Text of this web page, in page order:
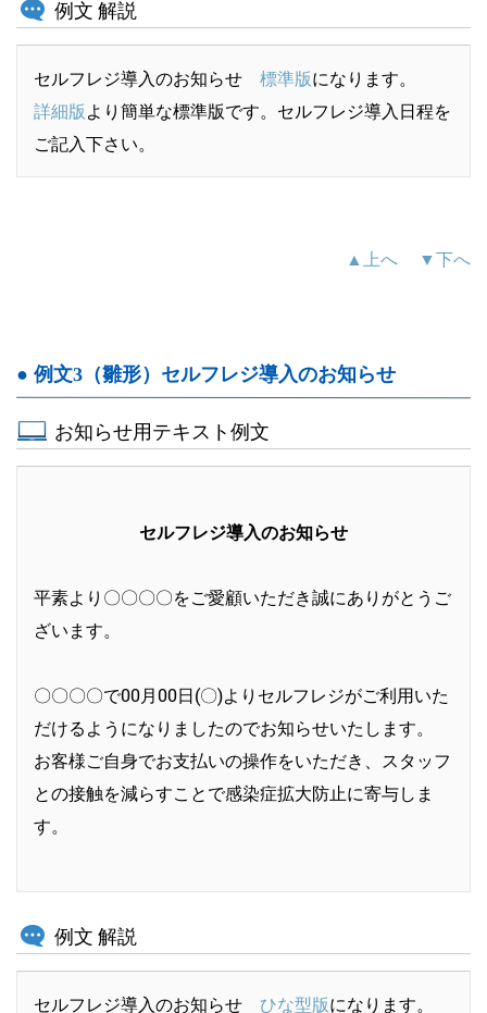
例文 解説
セルフレジ導入のお知らせ 標準版になります。
詳細版より簡単な標準版です。セルフレジ導入日程を
ご記入下さい。
▲上へ ▼下へ
● 例文3（雛形）セルフレジ導入のお知らせ
お知らせ用テキスト例文
セルフレジ導入のお知らせ
平素より〇〇〇〇をご愛顧いただき誠にありがとうご
ざいます。
〇〇〇〇で00月00日(〇)よりセルフレジがご利用いた
だけるようになりましたのでお知らせいたします。
お客様ご自身でお支払いの操作をいただき、スタッフ
との接触を減らすことで感染症拡大防止に寄与しま
す。
例文 解説
セルフレジ導入のお知らせ ひな型版になります。